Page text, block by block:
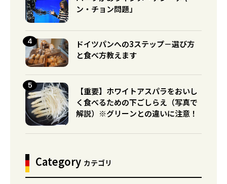
ン・チョン問題」
ドイツパンへの3ステップ－選び方
と食べ方教えます
【重要】ホワイトアスパラをおいし
く食べるための下ごしらえ（写真で
解説）※グリーンとの違いに注意！
Category カテゴリ